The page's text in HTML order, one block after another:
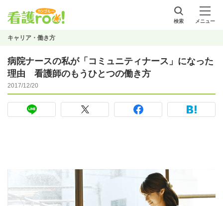
検索 メニュー
キャリア・働き方
病院ナースの私が「コミュニティナース」になった
理由 看護師のもうひとつの働き方
2017/12/20